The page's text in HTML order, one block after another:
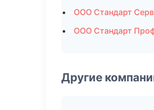
ООО Стандарт
ООО Стандарт
Другие